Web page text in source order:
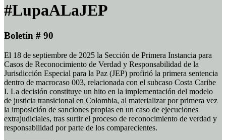
#LupaALaJEP
Boletín # 90
El 18 de septiembre de 2025 la Sección de Primera Instancia para
Casos de Reconocimiento de Verdad y Responsabilidad de la
Jurisdicción Especial para la Paz (JEP) profirió la primera sentencia
dentro de macrocaso 003, relacionada con el subcaso Costa Caribe
I. La decisión constituye un hito en la implementación del modelo
de justicia transicional en Colombia, al materializar por primera vez
la imposición de sanciones propias en un caso de ejecuciones
extrajudiciales, tras surtir el proceso de reconocimiento de verdad y
responsabilidad por parte de los comparecientes.